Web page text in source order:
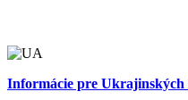
Informácie pre Ukrajinských